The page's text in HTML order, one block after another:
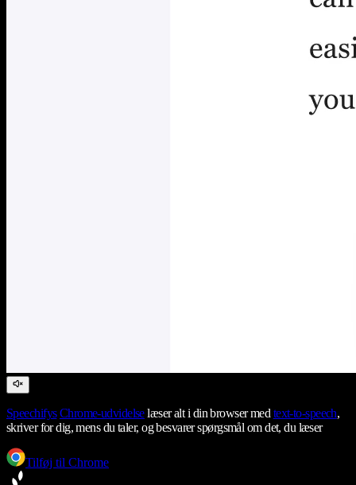
Speechifys Chrome-udvidelselæser alt i din browser med text-to-speech,
skriver for dig, mens du taler, og besvarer spørgsmål om det, du læser
Tilføj til Chrome